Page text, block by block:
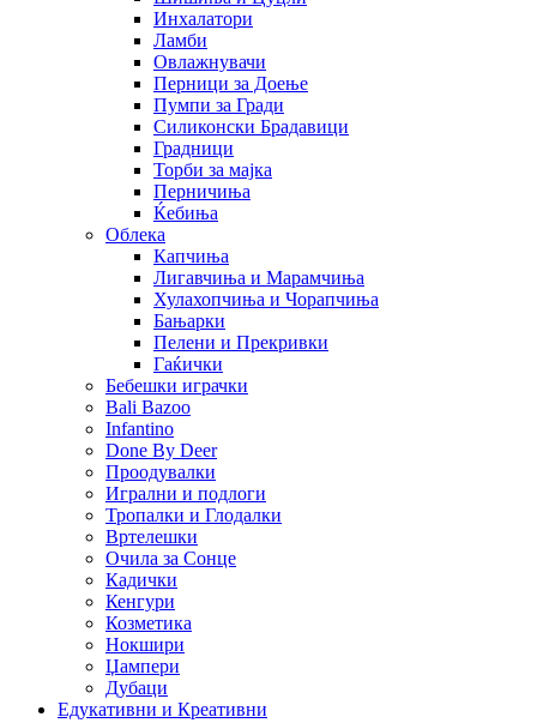
Инхалатори
Ламби
Овлажнувачи
Перници за Доење
Пумпи за Гради
Силиконски Брадавици
Градници
Торби за мајка
Перничиња
Ќебиња
Облека
Капчиња
Лигавчиња и Марамчиња
Хулахопчиња и Чорапчиња
Бањарки
Пелени и Прекривки
Гаќички
Бебешки играчки
Bali Bazoo
Infantino
Done By Deer
Проодувалки
Игрални и подлоги
Тропалки и Глодалки
Вртелешки
Очила за Сонце
Кадички
Кенгури
Козметика
Нокшири
Џампери
Дубаци
Едукативни и Креативни